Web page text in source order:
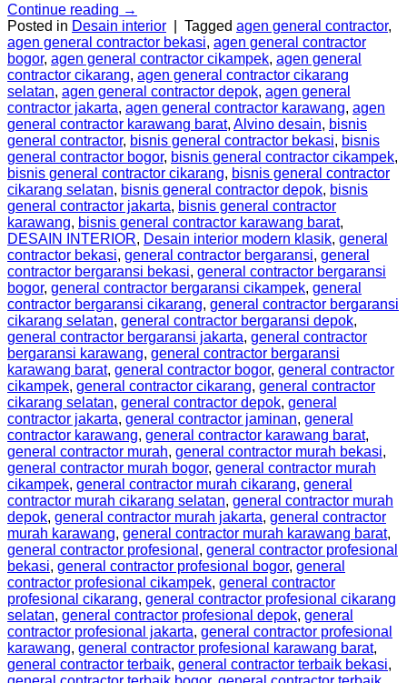
Continue reading →
Posted in Desain interior Tagged agen general contractor,
agen general contractor bekasi, agen general contractor
bogor, agen general contractor cikampek, agen general
contractor cikarang, agen general contractor cikarang
selatan, agen general contractor depok, agen general
contractor jakarta, agen general contractor karawang, agen
general contractor karawang barat, Alvino desain, bisnis
general contractor, bisnis general contractor bekasi, bisnis
general contractor bogor, bisnis general contractor cikampek,
bisnis general contractor cikarang, bisnis general contractor
cikarang selatan, bisnis general contractor depok, bisnis
general contractor jakarta, bisnis general contractor
karawang, bisnis general contractor karawang barat,
DESAIN INTERIOR, Desain interior modern klasik, general
contractor bekasi, general contractor bergaransi, general
contractor bergaransi bekasi, general contractor bergaransi
bogor, general contractor bergaransi cikampek, general
contractor bergaransi cikarang, general contractor bergaransi
cikarang selatan, general contractor bergaransi depok,
general contractor bergaransi jakarta, general contractor
bergaransi karawang, general contractor bergaransi
karawang barat, general contractor bogor, general contractor
cikampek, general contractor cikarang, general contractor
cikarang selatan, general contractor depok, general
contractor jakarta, general contractor jaminan, general
contractor karawang, general contractor karawang barat,
general contractor murah, general contractor murah bekasi,
general contractor murah bogor, general contractor murah
cikampek, general contractor murah cikarang, general
contractor murah cikarang selatan, general contractor murah
depok, general contractor murah jakarta, general contractor
murah karawang, general contractor murah karawang barat,
general contractor profesional , general contractor profesional
bekasi, general contractor profesional bogor, general
contractor profesional cikampek, general contractor
profesional cikarang, general contractor profesional cikarang
selatan, general contractor profesional depok, general
contractor profesional jakarta, general contractor profesional
karawang, general contractor profesional karawang barat,
general contractor terbaik, general contractor terbaik bekasi,